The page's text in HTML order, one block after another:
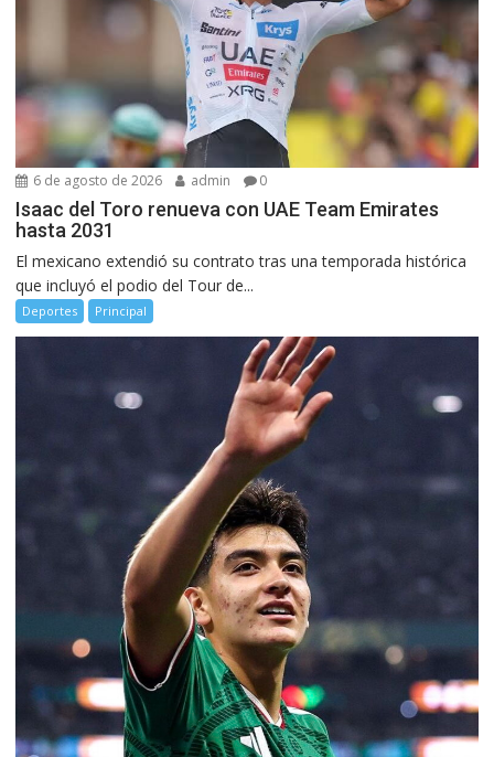
6 de agosto de 2026 admin 0
Isaac del Toro renueva con UAE Team Emirates
hasta 2031
El mexicano extendió su contrato tras una temporada histórica
que incluyó el podio del Tour de...
Deportes Principal